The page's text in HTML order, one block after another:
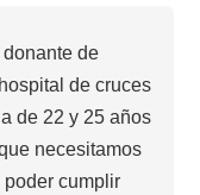
de
de cruces
de 22 y 25 años
necesitamos
cumplir